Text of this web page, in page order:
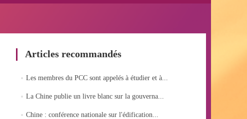
Articles recommandés
Les membres du PCC sont appelés à étudier et à...
La Chine publie un livre blanc sur la gouverna...
Chine : conférence nationale sur l'édification...